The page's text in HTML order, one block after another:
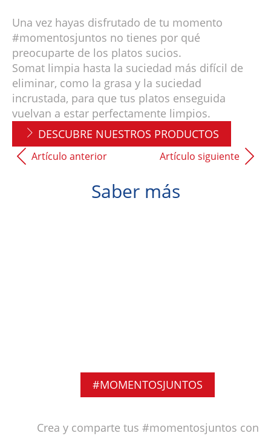
Una vez hayas disfrutado de tu momento
#momentosjuntos no tienes por qué
preocuparte de los platos sucios.
Somat limpia hasta la suciedad más difícil de
eliminar, como la grasa y la suciedad
incrustada, para que tus platos enseguida
vuelvan a estar perfectamente limpios.
DESCUBRE NUESTROS PRODUCTOS
Artículo anterior Artículo siguiente
Saber más
#MOMENTOSJUNTOS
Crea y comparte tus #momentosjuntos con